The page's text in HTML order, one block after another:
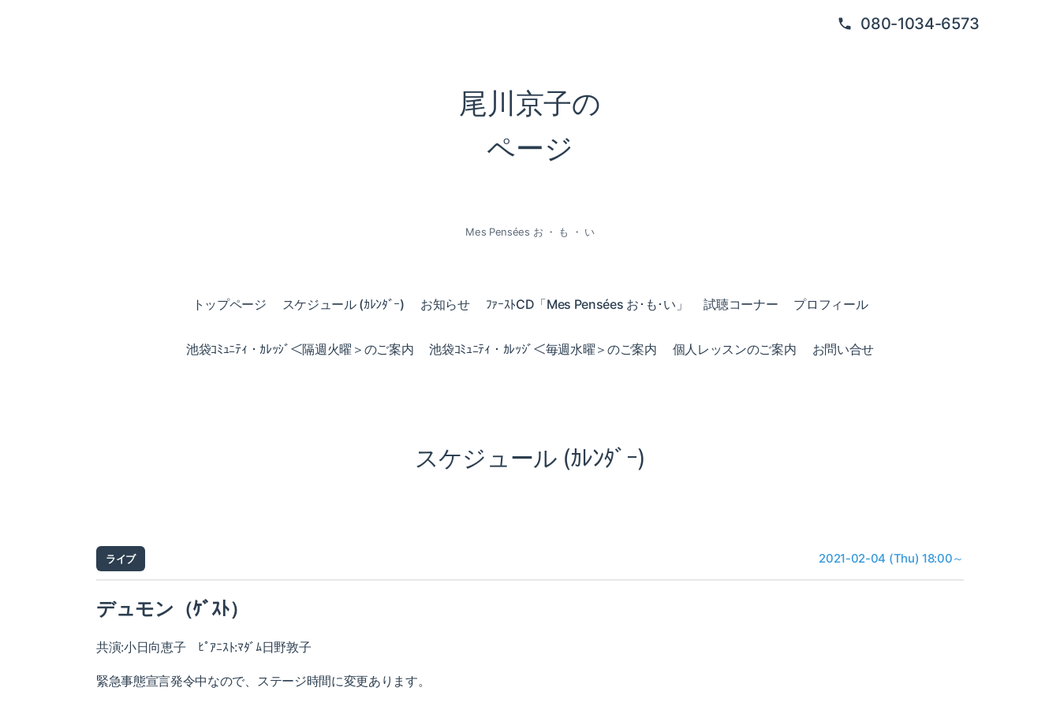
080-1034-6573
尾川京子の
ページ
Mes Pensées お ・ も ・ い
トップページ スケジュール (ｶﾚﾝﾀﾞｰ) お知らせ ﾌｧｰｽﾄCD「Mes Pensées お･も･い」 試聴コーナー プロフィール
池袋ｺﾐｭﾆﾃｨ・ｶﾚｯｼﾞ＜隔週火曜＞のご案内 池袋ｺﾐｭﾆﾃｨ・ｶﾚｯｼﾞ＜毎週水曜＞のご案内 個人レッスンのご案内 お問い合せ
スケジュール (ｶﾚﾝﾀﾞｰ)
ライブ 2021-02-04 (Thu) 18:00～
デュモン（ｹﾞｽﾄ）
共演:小日向恵子 ﾋﾟｱﾆｽﾄ:ﾏﾀﾞﾑ日野敦子
緊急事態宣言発令中なので、ステージ時間に変更あります。